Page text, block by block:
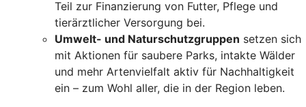
Teil zur Finanzierung von Futter, Pflege und
tierärztlicher Versorgung bei.
Umwelt- und Naturschutzgruppen setzen sich
mit Aktionen für saubere Parks, intakte Wälder
und mehr Artenvielfalt aktiv für Nachhaltigkeit
ein – zum Wohl aller, die in der Region leben.